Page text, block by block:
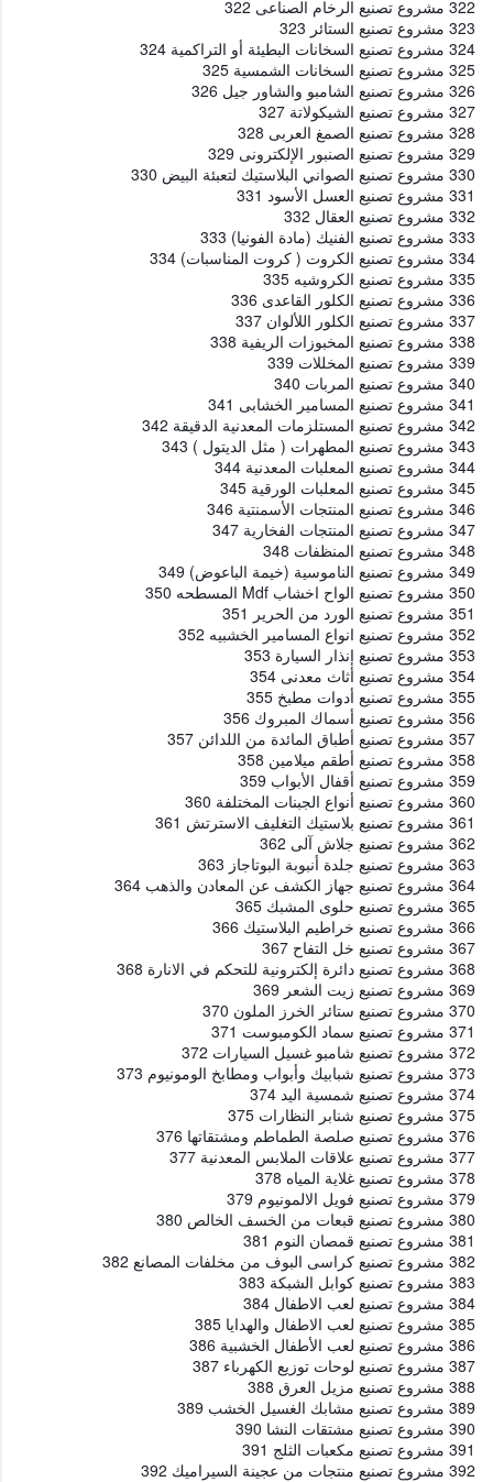
322 مشروع تصنيع الرخام الصناعى 322
323 مشروع تصنيع الستائر 323
324 مشروع تصنيع السخانات البطيئة أو التراكمية 324
325 مشروع تصنيع السخانات الشمسية 325
326 مشروع تصنيع الشامبو والشاور جيل 326
327 مشروع تصنيع الشيكولاتة 327
328 مشروع تصنيع الصمغ العربى 328
329 مشروع تصنيع الصنبور الإلكترونى 329
330 مشروع تصنيع الصواني البلاستيك لتعبئة البيض 330
331 مشروع تصنيع العسل الأسود 331
332 مشروع تصنيع العقال 332
333 مشروع تصنيع الفنيك (مادة الفونيا) 333
334 مشروع تصنيع الكروت ( كروت المناسبات) 334
335 مشروع تصنيع الكروشيه 335
336 مشروع تصنيع الكلور القاعدى 336
337 مشروع تصنيع الكلور اللألوان 337
338 مشروع تصنيع المخبوزات الريفية 338
339 مشروع تصنيع المخللات 339
340 مشروع تصنيع المربات 340
341 مشروع تصنيع المسامير الخشابى 341
342 مشروع تصنيع المستلزمات المعدنية الدقيقة 342
343 مشروع تصنيع المطهرات ( مثل الديتول ) 343
344 مشروع تصنيع المعلبات المعدنية 344
345 مشروع تصنيع المعلبات الورقية 345
346 مشروع تصنيع المنتجات الأسمنتية 346
347 مشروع تصنيع المنتجات الفخارية 347
348 مشروع تصنيع المنظفات 348
349 مشروع تصنيع الناموسية (خيمة الباعوض) 349
350 مشروع تصنيع الواح اخشاب Mdf المسطحه 350
351 مشروع تصنيع الورد من الحرير 351
352 مشروع تصنيع انواع المسامير الخشبيه 352
353 مشروع تصنيع إنذار السيارة 353
354 مشروع تصنيع أثاث معدنى 354
355 مشروع تصنيع أدوات مطبخ 355
356 مشروع تصنيع أسماك المبروك 356
357 مشروع تصنيع أطباق المائدة من اللدائن 357
358 مشروع تصنيع أطقم ميلامين 358
359 مشروع تصنيع أقفال الأبواب 359
360 مشروع تصنيع أنواع الجبنات المختلفة 360
361 مشروع تصنيع بلاستيك التغليف الاسترتش 361
362 مشروع تصنيع جلاش آلى 362
363 مشروع تصنيع جلدة أنبوبة البوتاجاز 363
364 مشروع تصنيع جهاز الكشف عن المعادن والذهب 364
365 مشروع تصنيع حلوى المشبك 365
366 مشروع تصنيع خراطيم البلاستيك 366
367 مشروع تصنيع خل التفاح 367
368 مشروع تصنيع دائرة إلكترونية للتحكم في الانارة 368
369 مشروع تصنيع زيت الشعر 369
370 مشروع تصنيع ستائر الخرز الملون 370
371 مشروع تصنيع سماد الكومبوست 371
372 مشروع تصنيع شامبو غسيل السيارات 372
373 مشروع تصنيع شبابيك وأبواب ومطابخ الومونيوم 373
374 مشروع تصنيع شمسية اليد 374
375 مشروع تصنيع شنابر النظارات 375
376 مشروع تصنيع صلصة الطماطم ومشتقاتها 376
377 مشروع تصنيع علاقات الملابس المعدنية 377
378 مشروع تصنيع غلاية المياه 378
379 مشروع تصنيع فويل الالمونيوم 379
380 مشروع تصنيع قبعات من الخسف الخالص 380
381 مشروع تصنيع قمصان النوم 381
382 مشروع تصنيع كراسى البوف من مخلفات المصانع 382
383 مشروع تصنيع كوابل الشبكة 383
384 مشروع تصنيع لعب الاطفال 384
385 مشروع تصنيع لعب الاطفال والهدايا 385
386 مشروع تصنيع لعب الأطفال الخشبية 386
387 مشروع تصنيع لوحات توزيع الكهرباء 387
388 مشروع تصنيع مزيل العرق 388
389 مشروع تصنيع مشابك الغسيل الخشب 389
390 مشروع تصنيع مشتقات النشا 390
391 مشروع تصنيع مكعبات الثلج 391
392 مشروع تصنيع منتجات من عجينة السيراميك 392